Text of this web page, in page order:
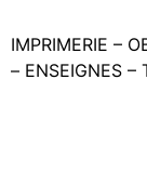
IMPRIMERIE –
– ENSEIGNES –